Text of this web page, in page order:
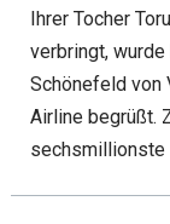
Ihrer Tocher
verbringt,
Schönefeld von
Airline begrüßt.
sechsmillionste